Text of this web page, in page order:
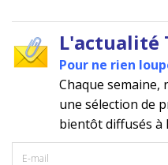
L'actualité
Pour ne rien
Chaque semaine,
une sélection de
bientôt diffusés à